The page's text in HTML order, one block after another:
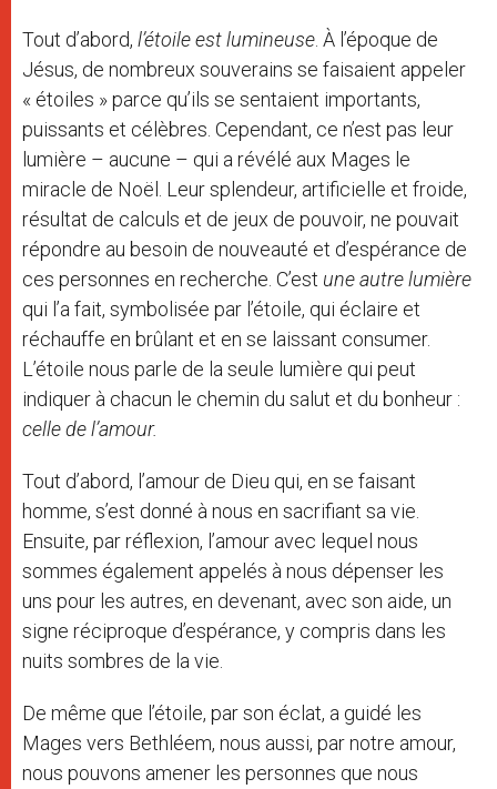
Tout d’abord, l’étoile est lumineuse . À l’époque de
Jésus, de nombreux souverains se faisaient appeler
« étoiles » parce qu’ils se sentaient importants,
puissants et célèbres. Cependant, ce n’est pas leur
lumière – aucune – qui a révélé aux Mages le
miracle de Noël. Leur splendeur, artificielle et froide,
résultat de calculs et de jeux de pouvoir, ne pouvait
répondre au besoin de nouveauté et d’espérance de
ces personnes en recherche. C’est une autre lumière
qui l’a fait, symbolisée par l’étoile, qui éclaire et
réchauffe en brûlant et en se laissant consumer.
L’étoile nous parle de la seule lumière qui peut
indiquer à chacun le chemin du salut et du bonheur :
celle de l’amour.
Tout d’abord, l’amour de Dieu qui, en se faisant
homme, s’est donné à nous en sacrifiant sa vie.
Ensuite, par réflexion, l’amour avec lequel nous
sommes également appelés à nous dépenser les
uns pour les autres, en devenant, avec son aide, un
signe réciproque d’espérance, y compris dans les
nuits sombres de la vie.
De même que l’étoile, par son éclat, a guidé les
Mages vers Bethléem, nous aussi, par notre amour,
nous pouvons amener les personnes que nous